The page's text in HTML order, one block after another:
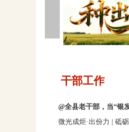
干部工作
@全县老干部，当“银
微光成炬·出份力 | 砥